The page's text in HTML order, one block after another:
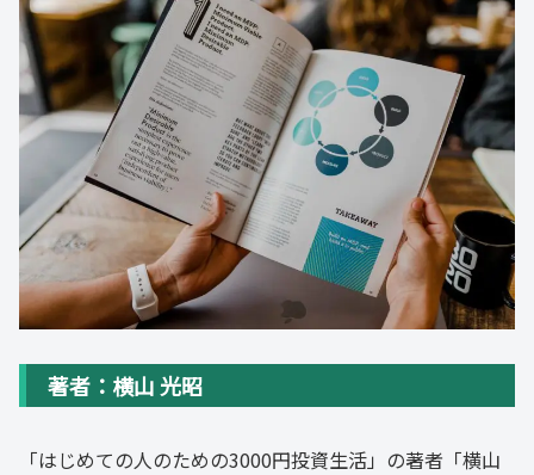
著者：横山 光昭
「はじめての人のための3000円投資生活」の著者「横山